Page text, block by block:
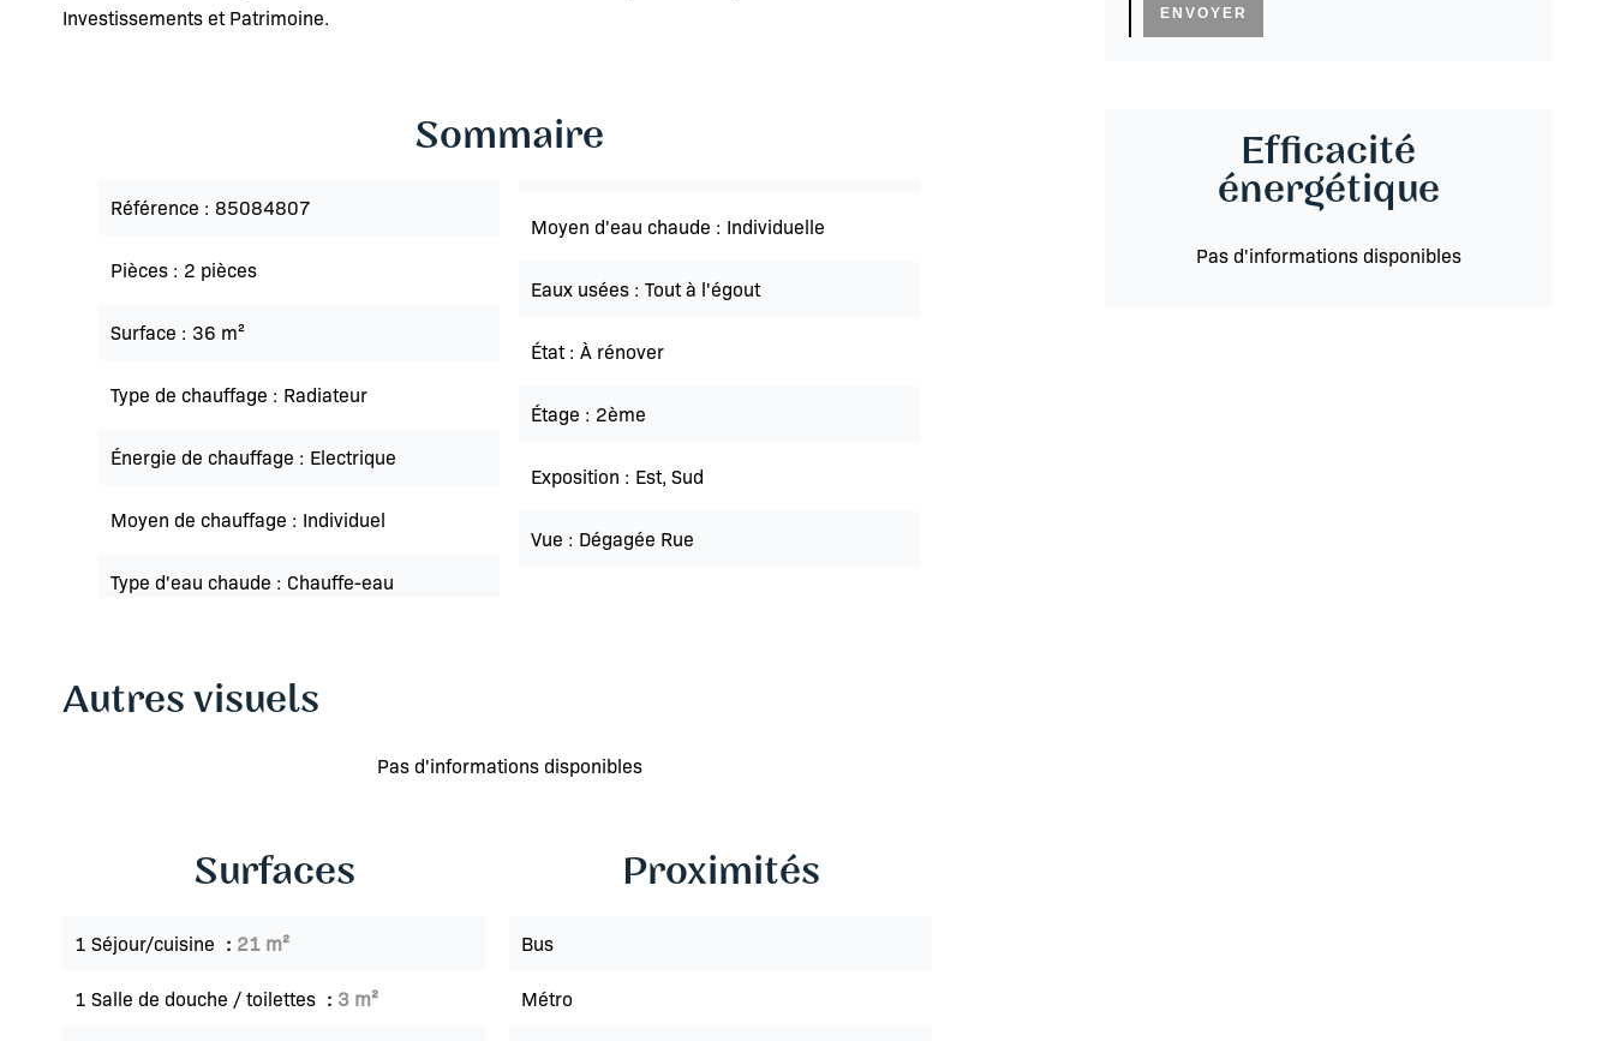
Investissements et Patrimoine.
Sommaire
Référence 85084807
Pièces 2 pièces
Surface 36 m²
Type de chauffage Radiateur
Énergie de chauffage Electrique
Moyen de chauffage Individuel
Type d'eau chaude Chauffe-eau
Moyen d'eau chaude Individuelle
Eaux usées Tout à l'égout
État À rénover
Étage 2ème
Exposition Est, Sud
Vue Dégagée Rue
Autres visuels
Pas d'informations disponibles
Surfaces
1 Séjour/cuisine 21 m²
1 Salle de douche / toilettes 3 m²
Proximités
Bus
Métro
ENVOYER
Efficacité
énergétique
Pas d'informations disponibles